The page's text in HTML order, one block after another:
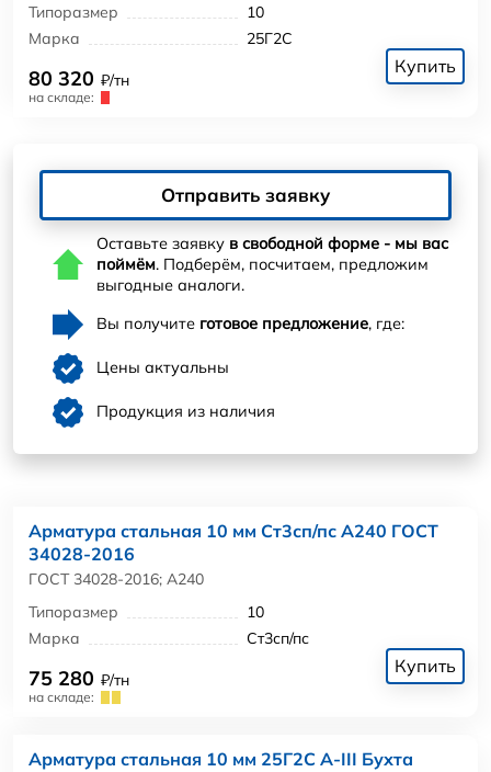
Типоразмер
10
Марка
25Г2С
80 320 ₽/тн
на складе:
Купить
Отправить заявку
Оставьте заявку в свободной форме - мы вас
поймём. Подберём, посчитаем, предложим
выгодные аналоги.
Вы получите готовое предложение, где:
Цены актуальны
Продукция из наличия
Арматура стальная 10 мм Ст3сп/пс А240 ГОСТ
34028-2016
ГОСТ 34028-2016; А240
Типоразмер
10
Марка
Ст3сп/пс
75 280 ₽/тн
на складе:
Купить
Арматура стальная 10 мм 25Г2С А-III Бухта